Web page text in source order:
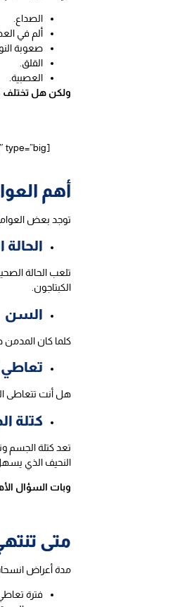
الصداع.
ألم في
صعوبة
القلق.
العصبية.
ولكن هل تختلف
أهم
توجد بعض
تلعب الحالة
الكبتاجون.
السن
كلما كان
تعاطي
هل أنت تتعاطى
كتلة
تعد كتلة الجسم
النحيف الذي
وبات السؤال
متى
مدة أعراض
فترة